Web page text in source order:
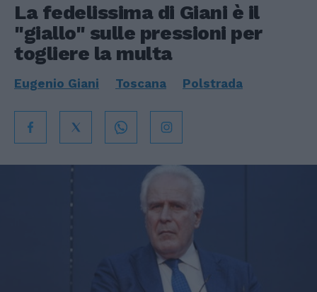
La fedelissima di Giani è il
"giallo" sulle pressioni per
togliere la multa
Eugenio Giani Toscana Polstrada